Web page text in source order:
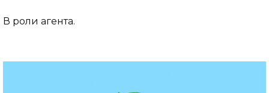
В роли агента.